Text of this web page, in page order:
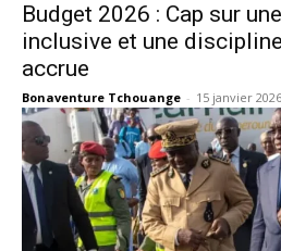
Budget 2026 : Cap sur
inclusive et une
accrue
Bonaventure Tchouange - 15 janvier 2026